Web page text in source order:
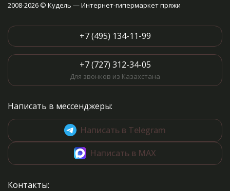
2008-2026 © Кудель — Интернет-гипермаркет пряжи
+7 (495) 134-11-99
+7 (727) 312-34-05
Для звонков из Казахстана
Написать в мессенджеры:
Написать в Telegram
Написать в MAX
Контакты: